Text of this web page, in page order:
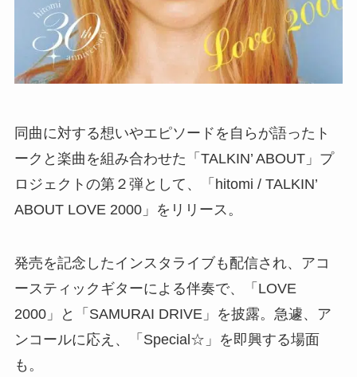
同曲に対する想いやエピソードを自らが語ったト
ークと楽曲を組み合わせた「TALKIN’ ABOUT」プ
ロジェクトの第２弾として、「hitomi / TALKIN’
ABOUT LOVE 2000」をリリース。
発売を記念したインスタライブも配信され、アコ
ースティックギターによる伴奏で、「LOVE
2000」と「SAMURAI DRIVE」を披露。急遽、ア
ンコールに応え、「Special☆」を即興する場面
も。